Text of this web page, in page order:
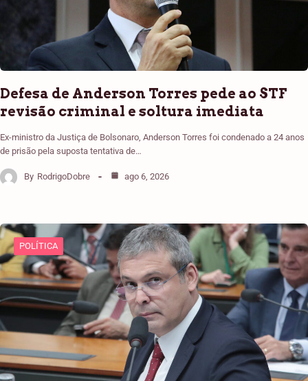
Defesa de Anderson Torres pede ao STF
revisão criminal e soltura imediata
Ex-ministro da Justiça de Bolsonaro, Anderson Torres foi condenado a 24 anos
de prisão pela suposta tentativa de…
By RodrigoDobre ago 6, 2026
POLÍTICA